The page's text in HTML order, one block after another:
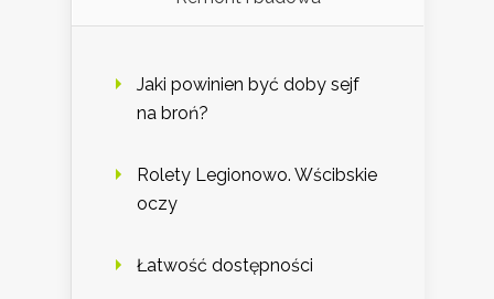
Jaki powinien być doby sejf
na broń?
Rolety Legionowo. Wścibskie
oczy
Łatwość dostępności